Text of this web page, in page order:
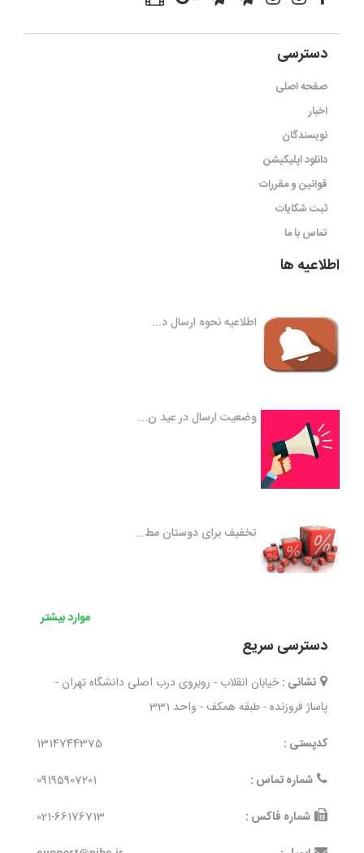
دسترسی
صفحه اصلی
اخبار
نویسندگان
دانلود اپلیکیشن
قوانین و مقررات
ثبت شکایات
تماس با ما
اطلاعیه ها
اطلاعیه نحوه ارسال د...
وضعیت ارسال در عید ن...
تخفیف برای دوستان مط...
موارد بیشتر
دسترسی سریع
نشانی : خیابان انقلاب - روبروی درب اصلی دانشگاه تهران -
پاساژ فروزنده - طبقه همکف - واحد 331
کدپستی :
1314744375
شماره تماس :
09195907201
شماره فاکس :
021-66176713